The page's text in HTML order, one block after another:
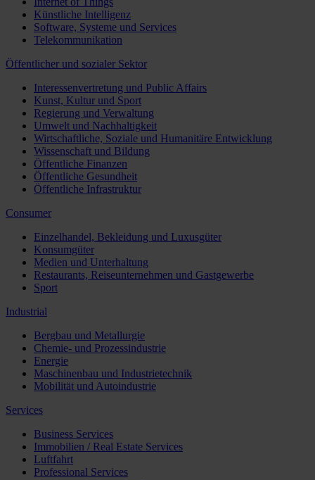
Künstliche Intelligenz
Software, Systeme und Services
Telekommunikation
Öffentlicher und sozialer Sektor
Interessenvertretung und Public Affairs
Kunst, Kultur und Sport
Regierung und Verwaltung
Umwelt und Nachhaltigkeit
Wirtschaftliche, Soziale und Humanitäre Entwicklung
Wissenschaft und Bildung
Öffentliche Finanzen
Öffentliche Gesundheit
Öffentliche Infrastruktur
Consumer
Einzelhandel, Bekleidung und Luxusgüter
Konsumgüter
Medien und Unterhaltung
Restaurants, Reiseunternehmen und Gastgewerbe
Sport
Industrial
Bergbau und Metallurgie
Chemie- und Prozessindustrie
Energie
Maschinenbau und Industrietechnik
Mobilität und Autoindustrie
Services
Business Services
Immobilien / Real Estate Services
Luftfahrt
Professional Services